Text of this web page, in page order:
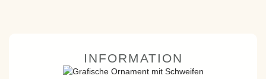
INFORMATION